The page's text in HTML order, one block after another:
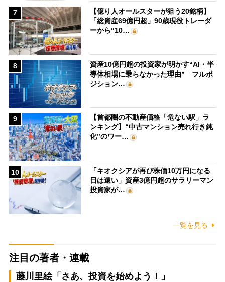
7
【億り人オールスターが狙う20銘柄】
「総資産69億円超」90歳現役トレーダ
ーから“10…
8
資産10億円超の投資家が明かす“AI・半
導体相場に乗らなかった理由” フルポ
ジション…
9
【首都圏の不動産価格「危ない駅」ラ
ンキング】“中古マンション売れ行き鈍
化”のワー…
10
「キオクシアが再び株価10万円になる
日は遠い」資産3億円超のサラリーマン
投資家が…
一覧を見る
注目の著者・連載
藤川里絵「さあ、投資を始めよう！」